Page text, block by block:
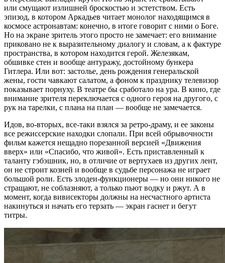
или смущают излишней броскостью и эстетством. Есть
эпизод, в котором Аркадьев читает монолог находящимся в
космосе астронавтам: конечно, в итоге говорит с ними о Боге.
Но на экране зритель этого просто не замечает: его внимание
приковано не к выразительному диалогу и словам, а к фактуре
пространства, в котором находится герой. Железякам,
обшивке стен и вообще антуражу, достойному бункера
Гитлера. Или вот: застолье, день рождения генеральской
жены, гости чавкают салатом, а фоном к празднику телевизор
показывает порнуху. В театре бы сработало на ура. В кино, где
внимание зрителя переключается с одного героя на другого, с
рук на тарелки, с плана на план — вообще не замечается.
Идов, во-вторых, все-таки взялся за ретро-драму, и ее законы
все режиссерские находки слопали. При всей обрывочности
фильм кажется нещадно порезанной версией «Движения
вверх» или «Спасибо, что живой». Есть приставленный к
таланту гэбэшник, но, в отличие от вертухаев из других лент,
он не строит козней и вообще в судьбе персонажа не играет
большой роли. Есть злодеи-функционеры — но они никого не
стращают, не соблазняют, а только пьют водку и ржут. А в
момент, когда вивисекторы должны на несчастного артиста
накинуться и начать его терзать — экран гаснет и бегут
титры.